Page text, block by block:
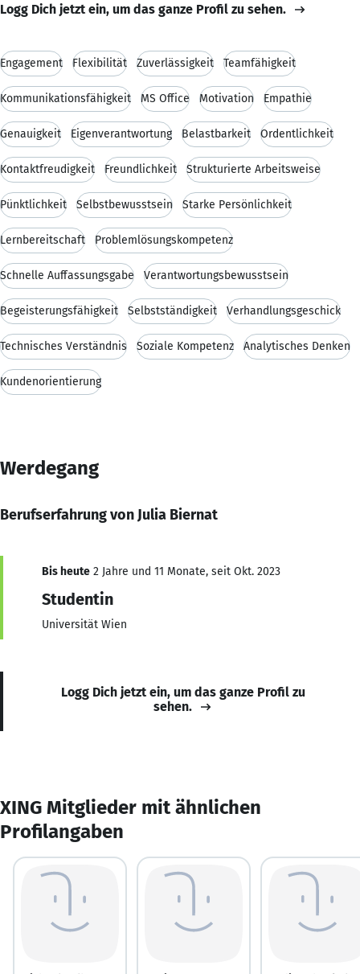
Logg Dich jetzt ein, um das ganze Profil zu sehen.
Engagement Flexibilität Zuverlässigkeit Teamfähigkeit
Kommunikationsfähigkeit MS Office Motivation Empathie
Genauigkeit Eigenverantwortung Belastbarkeit Ordentlichkeit
Kontaktfreudigkeit Freundlichkeit Strukturierte Arbeitsweise
Pünktlichkeit Selbstbewusstsein Starke Persönlichkeit
Lernbereitschaft Problemlösungskompetenz
Schnelle Auffassungsgabe Verantwortungsbewusstsein
Begeisterungsfähigkeit Selbstständigkeit Verhandlungsgeschick
Technisches Verständnis Soziale Kompetenz Analytisches Denken
Kundenorientierung
Werdegang
Berufserfahrung von Julia Biernat
Bis heute 2 Jahre und 11 Monate, seit Okt. 2023
Studentin
Universität Wien
Logg Dich jetzt ein, um das ganze Profil zu
sehen.
XING Mitglieder mit ähnlichen
Profilangaben